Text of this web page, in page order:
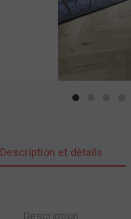
Description et détails
Description